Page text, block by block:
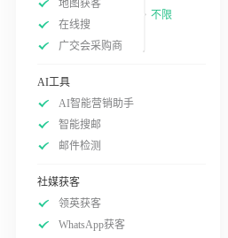
地图获客
在线搜
广交会采购商
不限
AI工具
AI智能营销助手
智能搜邮
邮件检测
社媒获客
领英获客
WhatsApp获客